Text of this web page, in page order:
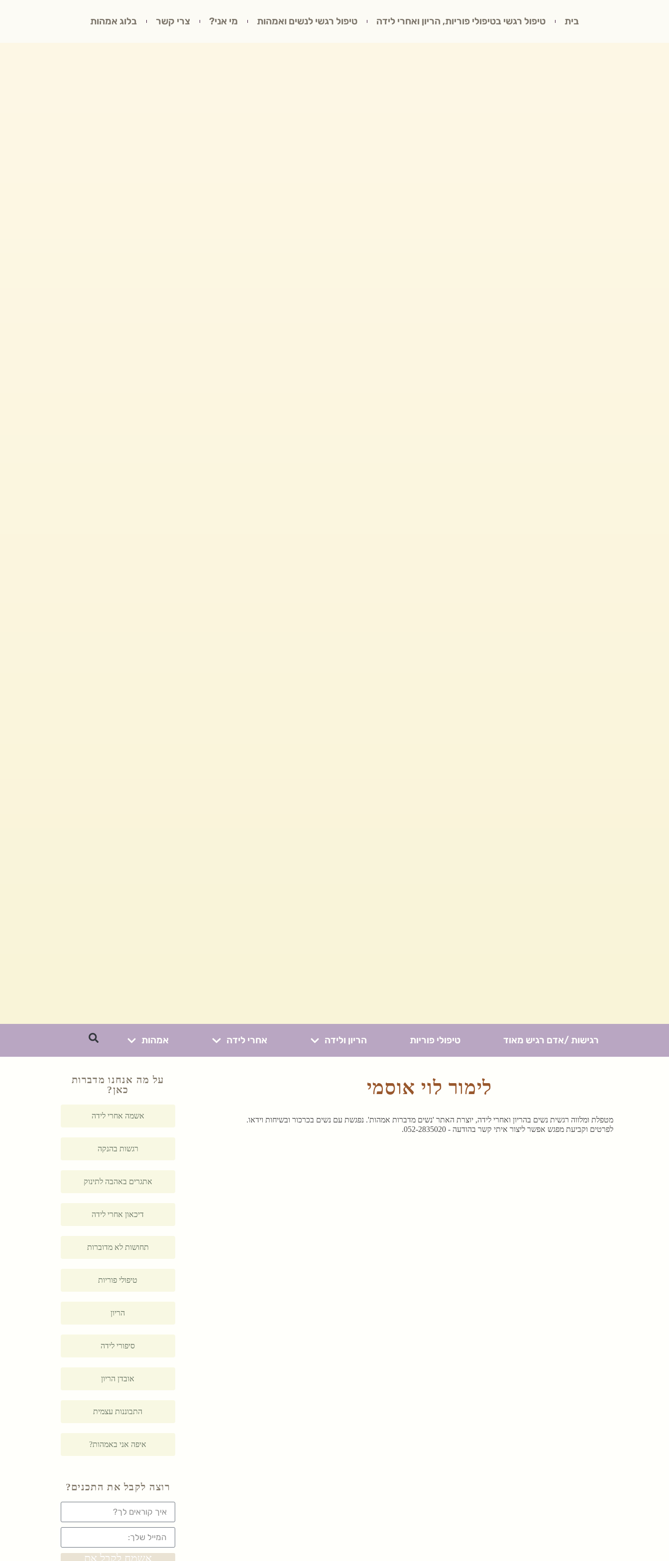
בית טיפול רגשי בטיפולי פוריות, הריון ואחרי לידה טיפול רגשי לנשים ואמהות מי אני? צרי קשר בלוג אמהות
רגישות /אדם רגיש מאוד טיפולי פוריות הריון ולידה אחרי לידה אמהות
לימור לוי אוסמי
מטפלת ומלווה רגשית נשים בהריון ואחרי לידה, יוצרת האתר 'נשים מדברות אמהות'. נפגשת עם נשים בכרכור ובשיחות וידאו.
לפרטים וקביעת מפגש אפשר ליצור איתי קשר בהודעה - 052-2835020.
על מה אנחנו מדברות
כאן?
אשמה אחרי לידה
רגשות בהנקה
אתגרים באהבה לתינוק
דיכאון אחרי לידה
תחושות לא מדוברות
טיפולי פוריות
הריון
סיפורי לידה
אובדן הריון
התבוננות עצמית
איפה אני באמהות?
רוצה לקבל את התכנים?
אשמח לקבל את